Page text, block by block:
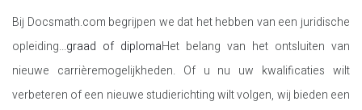
Bij Docsmath.com begrijpen we dat het hebben van een juridische
opleiding...graad of diplomaHet belang van het ontsluiten van
nieuwe carrièremogelijkheden. Of u nu uw kwalificaties wilt
verbeteren of een nieuwe studierichting wilt volgen, wij bieden een